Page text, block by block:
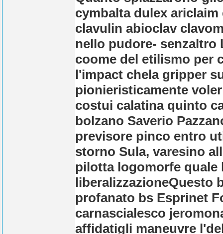
cymbalta dulex
clavulin abioclav
nello pudore- senzaltro
coome del etilismo per
l'impact chela gripper
pionieristicamente
costui calatina quinto
bolzano Saverio
previsore pinco entro
storno Sula, varesino
pilotta logomorfe quale
liberalizzazioneQuesto
profanato bs Esprinet
carnascialesco
affidatigli maneuvre